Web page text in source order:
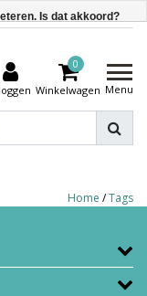
0
Winkelwagen Menu
Home /Tags
Is dat akkoord?